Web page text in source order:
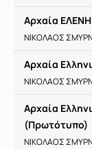
Αρχαία
ΝΙΚΟΛΑΟΣ
Αρχαία
ΝΙΚΟΛΑΟΣ
Αρχαία
(Πρωτότυπο)
ΝΙΚΟΛΑΟΣ